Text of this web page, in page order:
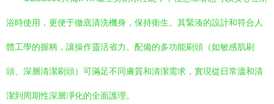
浴時使用，更便于徹底清洗機身，保持衛生。其緊湊的設計和符合人
體工學的握柄，讓操作靈活省力。配備的多功能刷頭（如敏感肌刷
頭、深層清潔刷頭）可滿足不同膚質和清潔需求，實現從日常溫和清
潔到周期性深層凈化的全面護理。